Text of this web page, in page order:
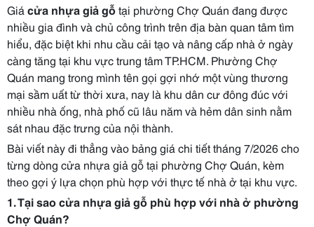
Giá cửa nhựa giả gỗtại phường Chợ Quán đang được
nhiều gia đình và chủ công trình trên địa bàn quan tâm tìm
hiểu, đặc biệt khi nhu cầu cải tạo và nâng cấp nhà ở ngày
càng tăng tại khu vực trung tâm TP.HCM. Phường Chợ
Quán mang trong mình tên gọi gợi nhớ một vùng thương
mại sầm uất từ thời xưa, nay là khu dân cư đông đúc với
nhiều nhà ống, nhà phố cũ lâu năm và hẻm dân sinh nằm
sát nhau đặc trưng của nội thành.
Bài viết này đi thẳng vào bảng giá chi tiết tháng 7/2026 cho
từng dòng cửa nhựa giả gỗ tại phường Chợ Quán, kèm
theo gợi ý lựa chọn phù hợp với thực tế nhà ở tại khu vực.
1. Tại sao cửa nhựa giả gỗ phù hợp với nhà ở phường
Chợ Quán?